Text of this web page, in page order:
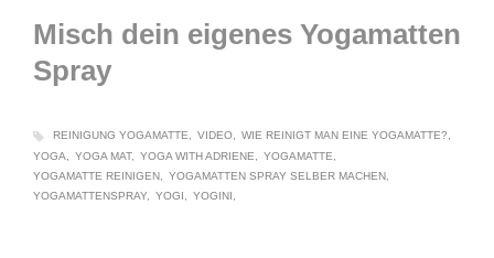
Misch dein eigenes Yogamatten
Spray
REINIGUNG YOGAMATTE VIDEO
WIE REINIGT MAN EINE YOGAMATTE?
YOGA
YOGA MAT YOGA WITH ADRIENE
YOGAMATTE
YOGAMATTE REINIGEN
YOGAMATTEN SPRAY SELBER MACHEN
YOGAMATTENSPRAY
YOGI YOGINI